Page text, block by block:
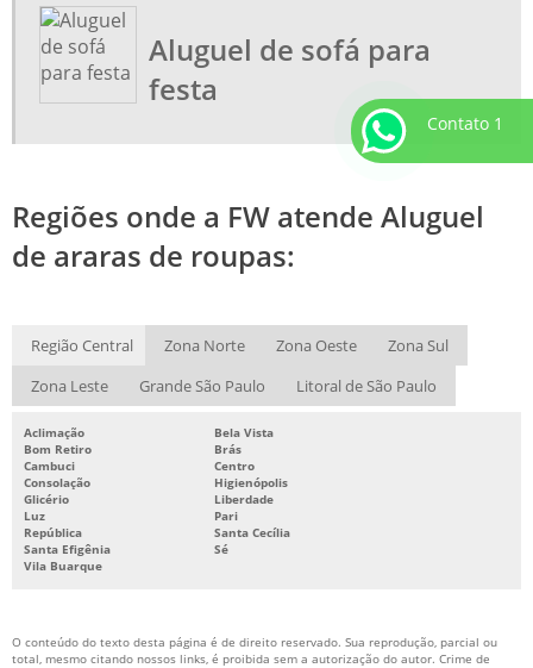
Aluguel de sofá para
festa
Regiões onde a FW atende Aluguel
de araras de roupas:
Região Central Zona Norte Zona Oeste
Zona Sul
Zona Leste
Grande São Paulo Litoral de São Paulo
Aclimação
Bela Vista
Bom Retiro
Brás
Cambuci
Centro
Consolação
Higienópolis
Glicério
Liberdade
Luz
Pari
República
Santa Cecília
Santa Efigênia
Sé
Vila Buarque
O conteúdo do texto desta página é de direito reservado. Sua reprodução, parcial ou
total, mesmo citando nossos links, é proibida sem a autorização do autor. Crime de
Contato 1